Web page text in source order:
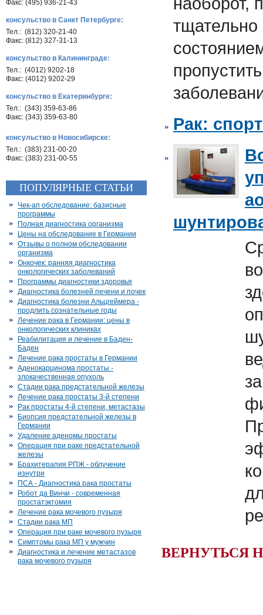
Факс: (495) 936-21-43
консульство в Санкт Петербурге:
Тел.: (812) 320-21-40
Факс: (812) 327-31-13
консульство в Калининграде:
Тел.: (4012) 9202-18
Факс: (4012) 9202-29
консульство в Екатеринбурге:
Тел.: (343) 359-63-86
Факс: (343) 359-63-80
консульство в Новосибирске:
Тел.: (383) 231-00-20
Факс: (383) 231-00-55
ПОПУЛЯРНЫЕ СТАТЬИ
Чек-ап обследование: базисные
программы
Полная диагностика организма
Цены на обследование в Германии
Отзывы о полном обследовании
организма
Онкочек: ранняя диагностика
онкологических заболеваний
Программы диагностики здоровья
Диагностика болезней печени и почек
Диагностика болезни Альцгеймера -
продлить сознательные годы
Лечение рака в Германии: цены в
онкологических клиниках
Реабилитация и лечение в Баден-
Баден
Лечение рака простаты в Германии
Аденокарцинома простаты -
злокачественная опухоль
Стадии рака предстательной железы
Лечение рака простаты 3-й степени
Рак простаты 4-й степени, метастазы
Биопсия предстательной железы в
Германии
Удаление аденомы простаты
Операция при раке предстательной
железы
Брахитерапия РПЖ - облучение
изнутри
ПСА - Диагностика рака простаты
Робот да Винчи - современная
простатэктомия
Лечение рака мочевого пузыря
Стадии рака МП
Операция при раке мочевого пузыря
Симптомы рака МП у мужчин
Диагностика и лечение метастазов
рака мочевого пузыря
тщательно
Рак:
ВЕРНУТЬСЯ